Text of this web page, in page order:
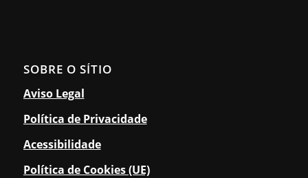
SOBRE O SÍTIO
Aviso Legal
Política de Privacidade
Acessibilidade
Política de Cookies (UE)